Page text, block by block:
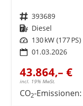
Fahrzeugnr. 393689
Kraftstoff Diesel
Leistung 130 kW (177 PS)
01.03.2026
43.864,– €
incl. 19% MwSt.
CO2-Emissionen: